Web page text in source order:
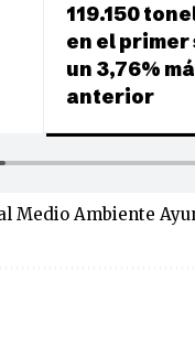
119.150
en el
un 3,76%
anterior
Medio Ambiente